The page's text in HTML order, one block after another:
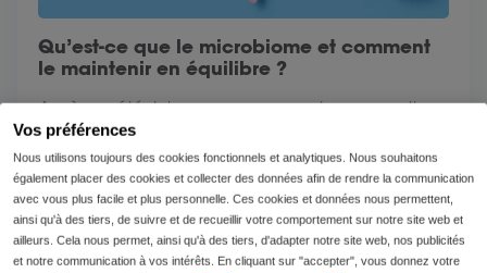
Vos préférences
Nous utilisons toujours des cookies fonctionnels et analytiques. Nous souhaitons
également placer des cookies et collecter des données afin de rendre la communication
avec vous plus facile et plus personnelle. Ces cookies et données nous permettent,
ainsi qu'à des tiers, de suivre et de recueillir votre comportement sur notre site web et
ailleurs. Cela nous permet, ainsi qu'à des tiers, d'adapter notre site web, nos publicités
et notre communication à vos intérêts. En cliquant sur "accepter", vous donnez votre
Qu’est-ce que le microbiome et comment
le maintenir en équilibre ?
Après un été riche en vacances et en exceptions,
septembre est le mois idéal pour reprendre vos
bonnes habitudes. Un...
Lire